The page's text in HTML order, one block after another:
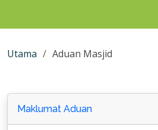
Utama Aduan Masjid
Maklumat Aduan